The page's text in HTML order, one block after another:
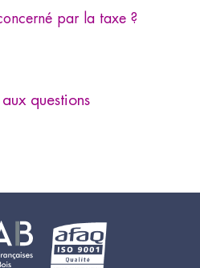
par la taxe ?
questions